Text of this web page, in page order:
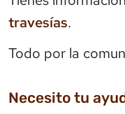
travesías.
Todo por la
Necesito tu